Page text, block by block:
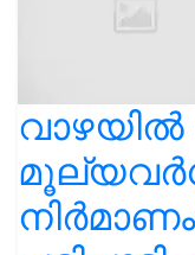
വാഴയിൽ